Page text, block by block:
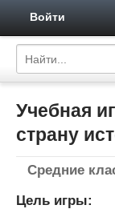
Войти
Учебная
страну
Средние
Цель игры: